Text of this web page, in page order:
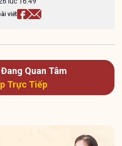
viết
Quan Tâm
Trực Tiếp